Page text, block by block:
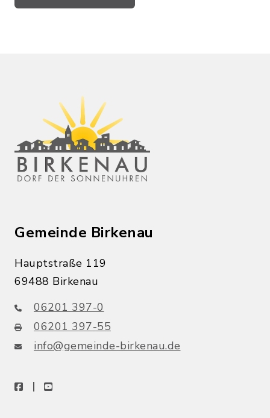
Gemeinde Birkenau
Hauptstraße 119
69488 Birkenau
06201 397-0
06201 397-55
info@gemeinde-birkenau.de
facebookyoutube